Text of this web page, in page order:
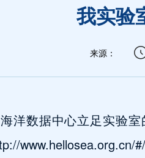
我实验
来源：
海洋数据中心立足实验
www.hellosea.org.cn/